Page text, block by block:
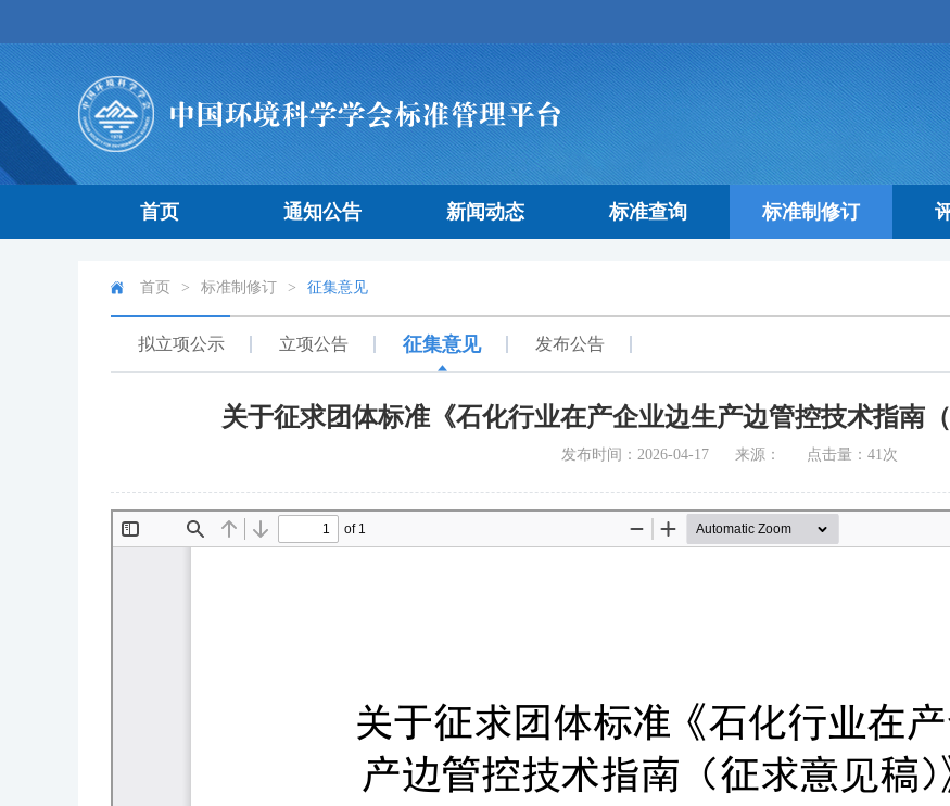
首页 通知公告 新闻动态 标准查询 标准制修订
首页 > 标准制修订 > 征集意见
拟立项公示 立项公告 征集意见 发布公告
关于征求团体标准《石化行业在产企业边生产边管控技术指南
发布时间：2026-04-17 来源： 点击量：41次